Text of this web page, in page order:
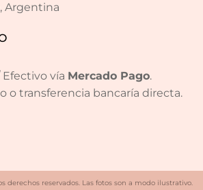
Argentina
vía Mercado Pago.
o transferencia bancaría directa.
derechos reservados. Las fotos son a modo ilustrativo.